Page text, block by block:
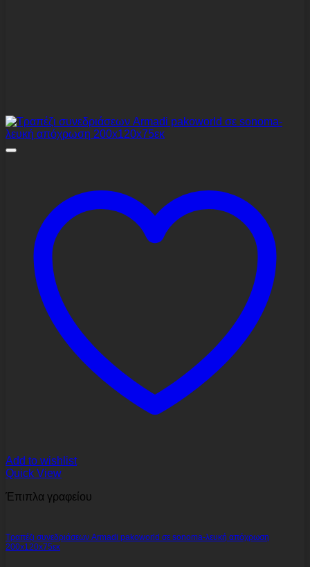
Add to wishlist
Quick View
Έπιπλα γραφείου
Τραπέζι συνεδριάσεων Armadi pakoworld σε sonoma-λευκή απόχρωση
200x120x75εκ